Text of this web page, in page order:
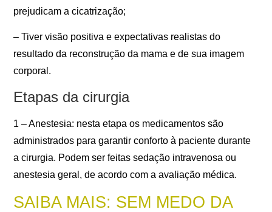
prejudicam a cicatrização;
– Tiver visão positiva e expectativas realistas do
resultado da reconstrução da mama e de sua imagem
corporal.
Etapas da cirurgia
1 – Anestesia: nesta etapa os medicamentos são
administrados para garantir conforto à paciente durante
a cirurgia. Podem ser feitas sedação intravenosa ou
anestesia geral, de acordo com a avaliação médica.
SAIBA MAIS: SEM MEDO DA